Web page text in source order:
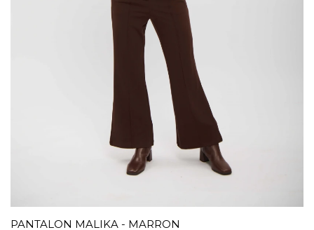
PANTALON MALIKA - MARRON